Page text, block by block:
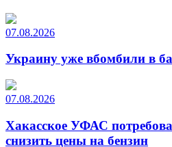
07.08.2026
Украину уже вбомбили в
07.08.2026
Хакасское УФАС
снизить цены на бензин